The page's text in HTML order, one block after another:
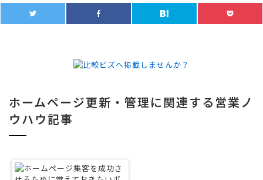
ホームページ更新・管理に関連する営業ノ
ウハウ記事